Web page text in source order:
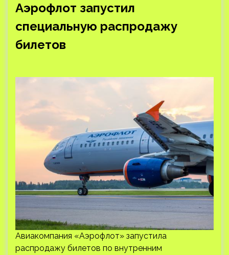
Аэрофлот запустил
специальную распродажу
билетов
Авиакомпания «Аэрофлот» запустила
распродажу билетов по внутренним